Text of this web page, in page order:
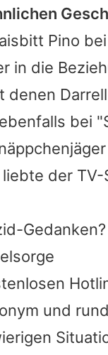
Pino bei
in die
denen
bei
der TV-
Gedanken?
und